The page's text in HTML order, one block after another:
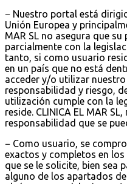
− Nuestro portal está
Unión Europea y
MAR SL no asegura que
parcialmente con la
tanto, si como usuario
en un país que no está
acceder y/o utilizar
responsabilidad y riesgo,
utilización cumple con la
reside. CLINICA EL MAR
responsabilidad que se
− Como usuario, se
exactos y completos en
que se le solicite, bien sea
alguno de los apartados